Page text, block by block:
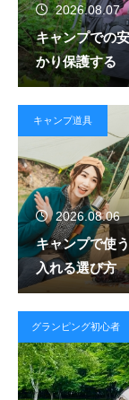
2026.08.07
キャンプでの
かり保護する
キャンプ道具
2026.08.06
キャンプで使
入れる選び方
グランピング初心者